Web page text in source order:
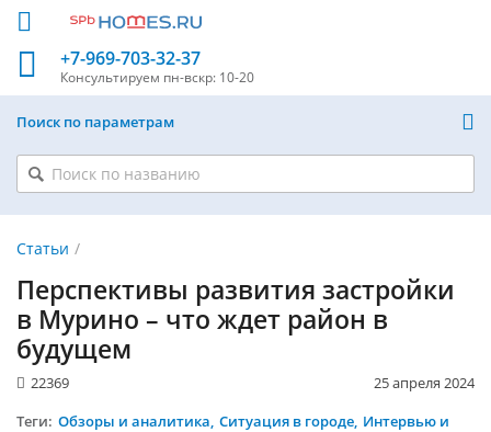
+7-969-703-32-37
Консультируем пн-вскр: 10-20
Поиск по параметрам
Статьи
Перспективы развития застройки
в Мурино – что ждет район в
будущем
25 апреля 2024
22369
Теги: Обзоры и аналитика Ситуация в городе Интервью и